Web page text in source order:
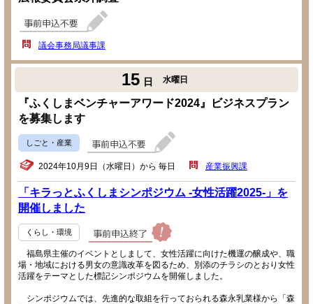
議会事務局議事課
15 日 水曜日
『ふくしまベンチャーアワード2024』ビジネスプラン
を募集します
しごと・産業
2024年10月9日（水曜日）から 毎日 産業振興課
「キラっとふくしまシンポジウム -女性活躍2025-」を
開催しました
くらし・環境
福島県主催のイベントとしまして、女性活躍に向けた機運の醸成や、職
場・地域における男女の意識改革を図るため、別添のチラシのとおり女性
活躍をテーマとした標記シンポジウムを開催しました。
シンポジウムでは、先進的な取組を行っておられる森永乳業様から「森